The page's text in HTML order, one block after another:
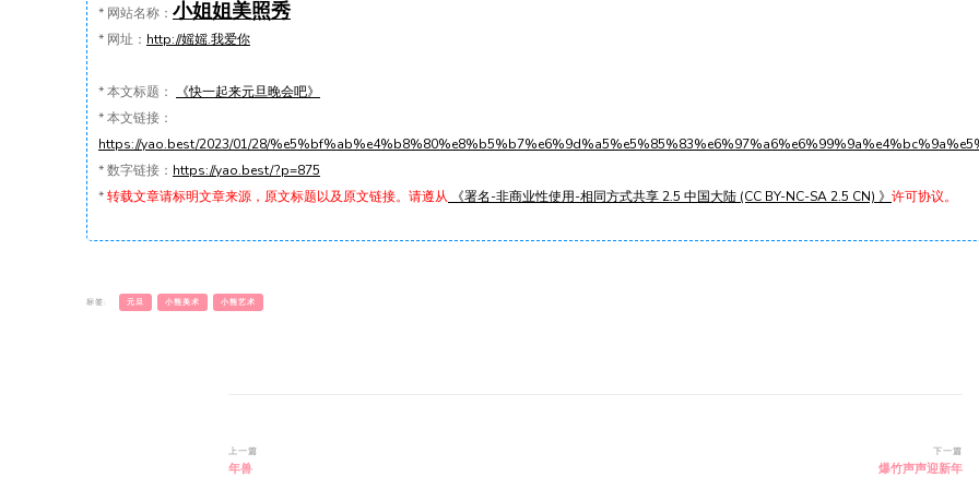
* 网站名称： 小姐姐美照秀
* 网址： http://媱媱.我爱你
*本文标题：
《快一起来元旦晚会吧》
*本文链接：
https://yao.best/2023/01/28/
*数字链接： https://yao.best/?p=875
*转载文章请标明文章来源，原文标题以及原文链接。请遵从 《署名-非商业性使用-相同方式共享 2.5 中国大陆 (CC BY-NC-SA 2.5 CN) 》 许可协议。
标签: 元旦 小熊美术 小熊艺术
博
文
上一篇
年兽
下一篇
爆竹声声迎新年